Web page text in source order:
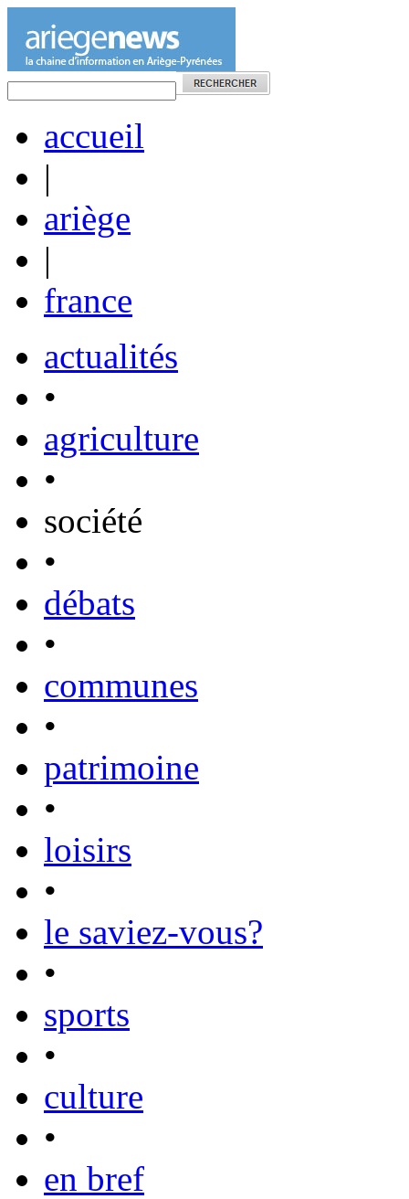
accueil
|
ariège
|
france
actualités
•
agriculture
•
société
•
débats
•
communes
•
patrimoine
•
loisirs
•
le saviez-vous?
•
sports
•
culture
•
en bref